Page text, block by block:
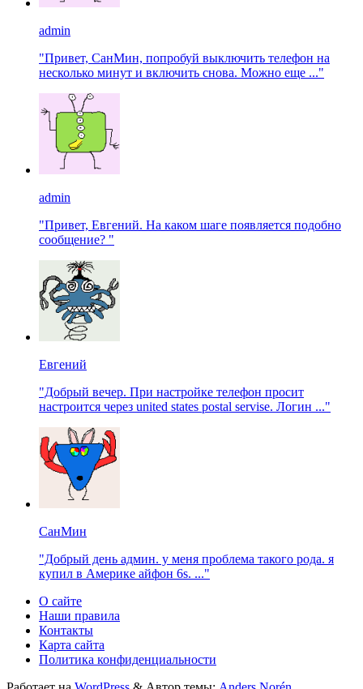
admin
"Привет, СанМин, попробуй выключить телефон на
несколько минут и включить снова. Можно еще ..."
admin
"Привет, Евгений. На каком шаге появляется подобно
сообщение? "
Евгений
"Добрый вечер. При настройке телефон просит
настроится через united states postal servise. Логин ..."
СанМин
"Добрый день админ. у меня проблема такого рода. я
купил в Америке айфон 6s. ..."
О сайте
Наши правила
Контакты
Карта сайта
Политика конфиденциальности